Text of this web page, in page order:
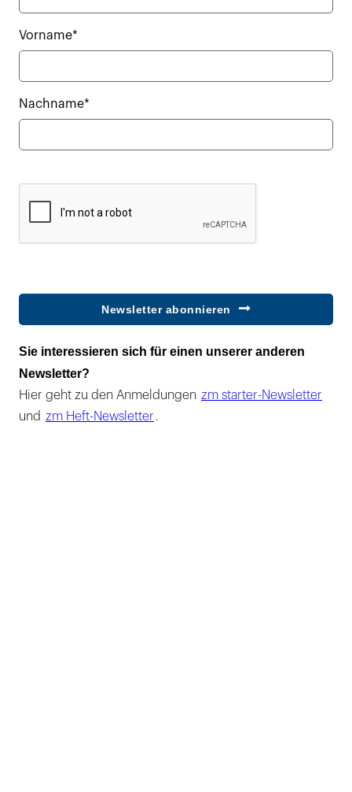
Vorname*
Nachname*
Newsletter abonnieren
Sie interessieren sich für einen unserer anderen
Newsletter?
Hier geht zu den Anmeldungen zm starter-Newsletter
und zm Heft-Newsletter .